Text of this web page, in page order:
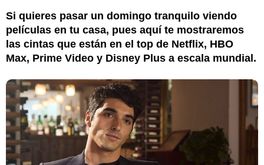
Si quieres pasar un domingo tranquilo viendo
películas en tu casa, pues aquí te mostraremos
las cintas que están en el top de Netflix, HBO
Max, Prime Video y Disney Plus a escala mundial.